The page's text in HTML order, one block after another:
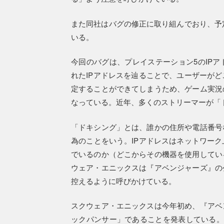
また同社はバグの修正に取り組んでおり、
いる。
今回のバグは、プレイステーション5のIP
れたIPアドレスを辿ることで、ユーザーが
定することができてしまうため、ゲーム実
なっている。近年、多くのストリーマーが
「ドキシング」とは、誰かの住所や電話番
為のことをいう。IPアドレスはネットワー
でいるのか（どこからその機器を使用して
ウェア・エニックスは『アベンジャーズ』
控えるように呼びかけている。
スクウェア・エニックスは今年初め、『ア
ックパンサー」であることを発表している